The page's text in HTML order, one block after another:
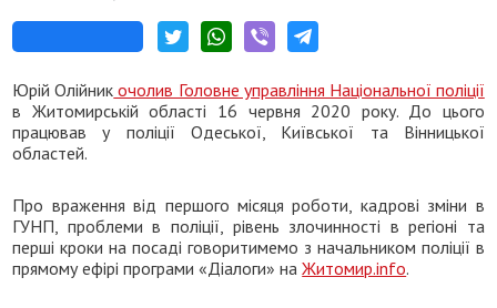
Юрій Олійник очолив Головне управління Національної поліції
в Житомирській області 16 червня 2020 року. До цього
працював у поліції Одеської, Київської та Вінницької
областей.
Про враження від першого місяця роботи, кадрові зміни в
ГУНП, проблеми в поліції, рівень злочинності в регіоні та
перші кроки на посаді говоритимемо з начальником поліції в
прямому ефірі програми «Діалоги» наЖитомир.info.